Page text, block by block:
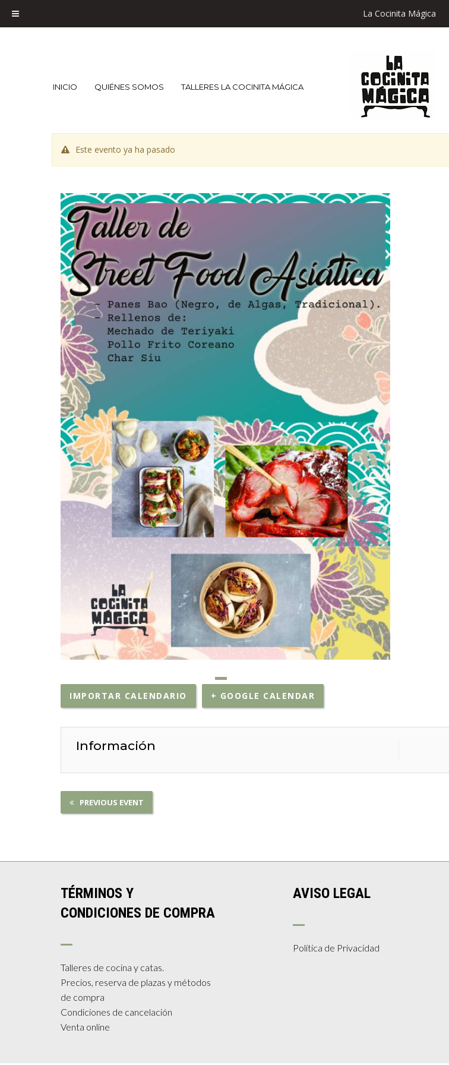
INICIO QUIÉNES SOMOS TALLERES LA COCINITA MÁGICA
Este evento ya ha pasado
IMPORTAR CALENDARIO + GOOGLE CALENDAR
Información
PREVIOUS EVENT
TÉRMINOS Y
CONDICIONES DE COMPRA
Talleres de cocina y catas.
Precios, reserva de plazas y métodos
de compra
Condiciones de cancelación
Venta online
AVISO LEGAL
Política de Privacidad
La Cocinita Mágica